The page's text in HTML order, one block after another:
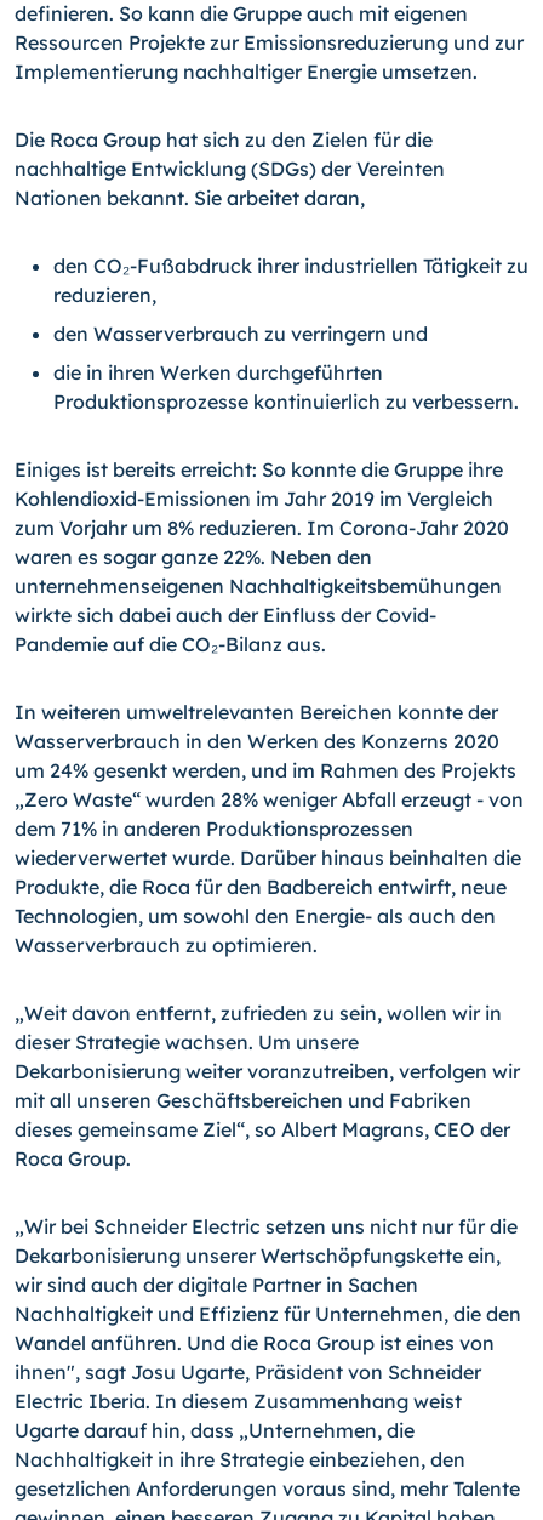
definieren. So kann die Gruppe auch mit eigenen
Ressourcen Projekte zur Emissionsreduzierung und zur
Implementierung nachhaltiger Energie umsetzen.
Die Roca Group hat sich zu den Zielen für die
nachhaltige Entwicklung (SDGs) der Vereinten
Nationen bekannt. Sie arbeitet daran,
den CO₂-Fußabdruck ihrer industriellen Tätigkeit zu
reduzieren,
den Wasserverbrauch zu verringern und
die in ihren Werken durchgeführten
Produktionsprozesse kontinuierlich zu verbessern.
Einiges ist bereits erreicht: So konnte die Gruppe ihre
Kohlendioxid-Emissionen im Jahr 2019 im Vergleich
zum Vorjahr um 8% reduzieren. Im Corona-Jahr 2020
waren es sogar ganze 22%. Neben den
unternehmenseigenen Nachhaltigkeitsbemühungen
wirkte sich dabei auch der Einfluss der Covid-
Pandemie auf die CO₂-Bilanz aus.
In weiteren umweltrelevanten Bereichen konnte der
Wasserverbrauch in den Werken des Konzerns 2020
um 24% gesenkt werden, und im Rahmen des Projekts
„Zero Waste“ wurden 28% weniger Abfall erzeugt - von
dem 71% in anderen Produktionsprozessen
wiederverwertet wurde. Darüber hinaus beinhalten die
Produkte, die Roca für den Badbereich entwirft, neue
Technologien, um sowohl den Energie- als auch den
Wasserverbrauch zu optimieren.
„Weit davon entfernt, zufrieden zu sein, wollen wir in
dieser Strategie wachsen. Um unsere
Dekarbonisierung weiter voranzutreiben, verfolgen wir
mit all unseren Geschäftsbereichen und Fabriken
dieses gemeinsame Ziel“, so Albert Magrans, CEO der
Roca Group.
„Wir bei Schneider Electric setzen uns nicht nur für die
Dekarbonisierung unserer Wertschöpfungskette ein,
wir sind auch der digitale Partner in Sachen
Nachhaltigkeit und Effizienz für Unternehmen, die den
Wandel anführen. Und die Roca Group ist eines von
ihnen", sagt Josu Ugarte, Präsident von Schneider
Electric Iberia. In diesem Zusammenhang weist
Ugarte darauf hin, dass „Unternehmen, die
Nachhaltigkeit in ihre Strategie einbeziehen, den
gesetzlichen Anforderungen voraus sind, mehr Talente